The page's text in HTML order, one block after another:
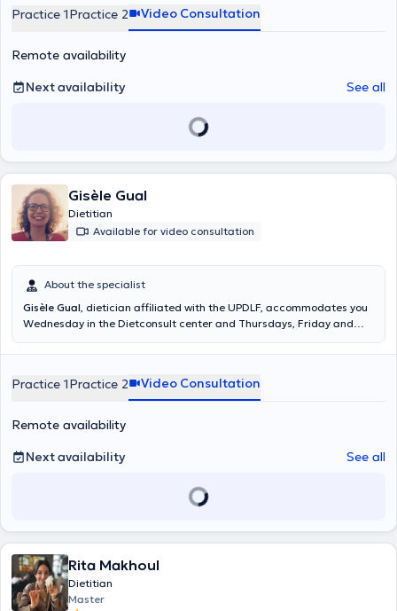
Renforcer l’estime de soi
Avancer à son propre rythme
Practice 1Practice 2 Video Consultation
Remote availability
Next availability
See all
Gisèle Gual
Dietitian
Available for video consultation
About the specialist
Gisèle Gual, dietician affiliated with the UPDLF, accommodates you
Wednesday in the Dietconsult center and Thursdays, Friday and
consultations via Skype or consulting on many subjects related to
Practice 1Practice 2 Video Consultation
Remote availability
Next availability
See all
Rita Makhoul
Dietitian
Master